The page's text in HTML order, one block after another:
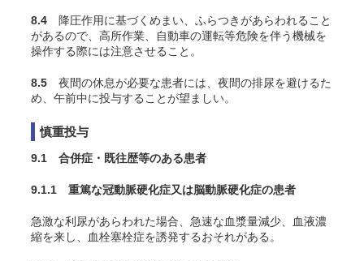
8.4 降圧作用に基づくめまい、ふらつきがあらわれること
があるので、高所作業、自動車の運転等危険を伴う機械を
操作する際には注意させること。
8.5 夜間の休息が必要な患者には、夜間の排尿を避けるた
め、午前中に投与することが望ましい。
慎重投与
9.1 合併症・既往歴等のある患者
9.1.1 重篤な冠動脈硬化症又は脳動脈硬化症の患者
急激な利尿があらわれた場合、急速な血漿量減少、血液濃
縮を来し、血栓塞栓症を誘発するおそれがある。